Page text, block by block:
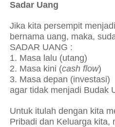
Sadar Uang
Jika kita persempit
bernama uang, maka,
SADAR UANG :
1. Masa lalu (utang)
2. Masa kini (cash flow)
3. Masa depan (investasi)
agar tidak menjadi Budak
Untuk itulah dengan kita
Pribadi dan Keluarga kita,